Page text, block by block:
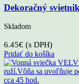
Dekoračný
Skladom
6.45€ (s DPH)
Pridať do košíka